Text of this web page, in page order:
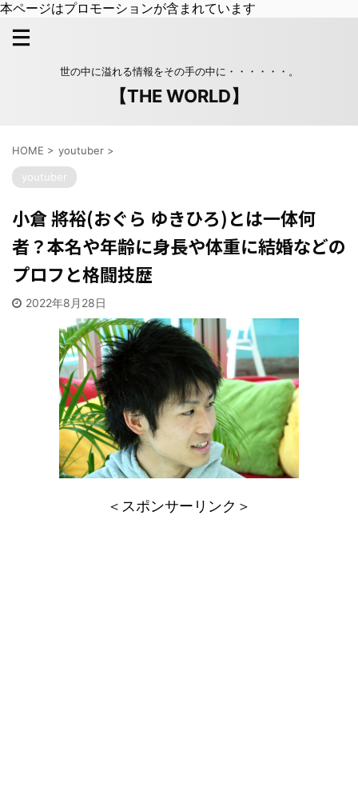
本ページはプロモーションが含まれています
世の中に溢れる情報をその手の中に・・・・・・。
【THE WORLD】
HOME > youtuber >
youtuber
小倉 將裕(おぐら ゆきひろ)とは一体何
者？本名や年齢に身長や体重に結婚などの
プロフと格闘技歴
2022年8月28日
＜スポンサーリンク＞